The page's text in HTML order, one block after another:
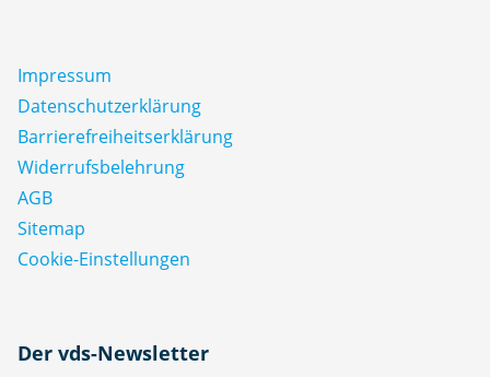
Impressum
Datenschutz­erklärung
Barrierefreiheitserklärung
Widerrufsbelehrung
AGB
Sitemap
Cookie-Einstellungen
Der vds-Newsletter
N